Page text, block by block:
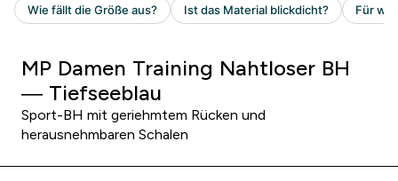
MP Damen Training Nahtloser BH
— Tiefseeblau
Sport-BH mit geriehmtem Rücken und
herausnehmbaren Schalen